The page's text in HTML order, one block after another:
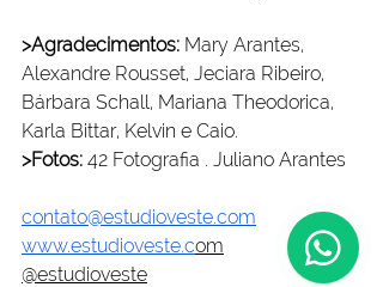
>Agradecimentos: Mary Arantes,
Alexandre Rousset, Jeciara Ribeiro,
Bárbara Schall, Mariana Theodorica,
Karla Bittar, Kelvin e Caio.
>Fotos: 42 Fotografia . Juliano Arantes
contato@estudioveste.com
www.estudioveste.com
@estudioveste